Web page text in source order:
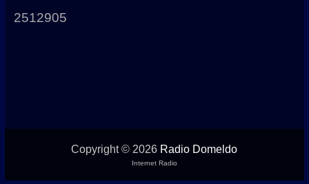
2512905
Copyright © 2026 Radio Domeldo
Internet Radio